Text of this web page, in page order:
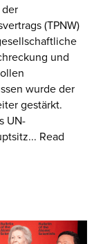
(TPNW)
und
wurde der
gestärkt.
UN-
Read